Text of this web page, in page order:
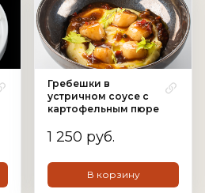
Гребешки в
устричном соусе с
картофельным пюре
1 250 руб.
В корзину